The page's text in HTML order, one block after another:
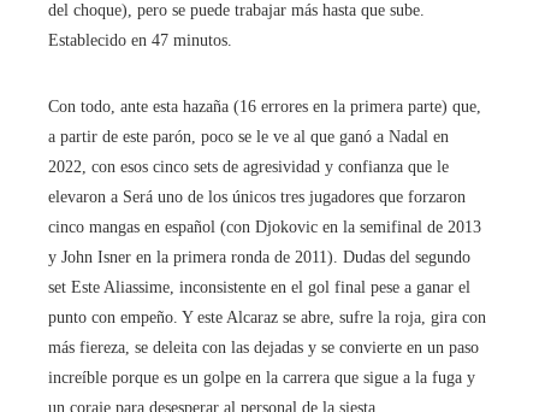
del choque), pero se puede trabajar más hasta que sube.
Establecido en 47 minutos.
Con todo, ante esta hazaña (16 errores en la primera parte) que,
a partir de este parón, poco se le ve al que ganó a Nadal en
2022, con esos cinco sets de agresividad y confianza que le
elevaron a Será uno de los únicos tres jugadores que forzaron
cinco mangas en español (con Djokovic en la semifinal de 2013
y John Isner en la primera ronda de 2011). Dudas del segundo
set Este Aliassime, inconsistente en el gol final pese a ganar el
punto con empeño. Y este Alcaraz se abre, sufre la roja, gira con
más fiereza, se deleita con las dejadas y se convierte en un paso
increíble porque es un golpe en la carrera que sigue a la fuga y
un coraje para desesperar al personal de la siesta.